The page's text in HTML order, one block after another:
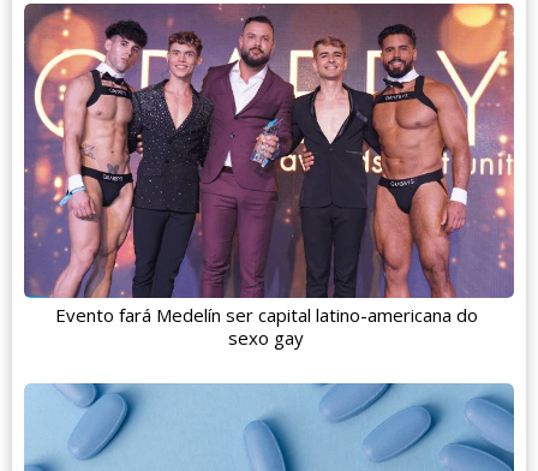
Evento fará Medelín ser capital latino-americana do
sexo gay